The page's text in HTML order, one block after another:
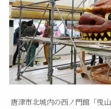
唐津市北城内の西ノ門館「曳